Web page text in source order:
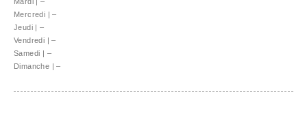
Mercredi | –
Jeudi | –
Vendredi | –
Samedi | –
Dimanche | –